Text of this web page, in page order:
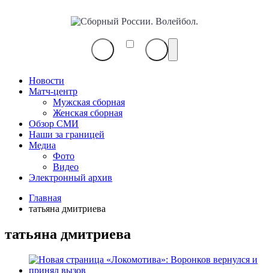
Сборный
Волейбол.
Новости
Матч-центр
Мужская сборная
Женская сборная
Обзор СМИ
Наши за границей
Медиа
Фото
Видео
Электронный архив
Главная
татьяна дмитриева
татьяна дмитриева